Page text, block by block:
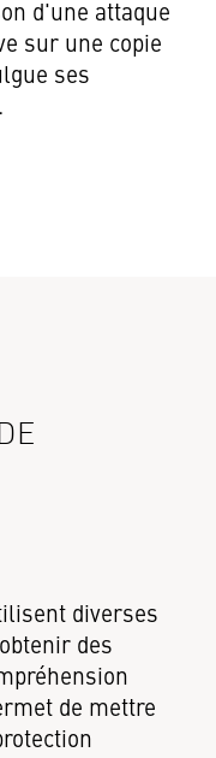
d'une attaque
sur une copie
ses
diverses
des
de mettre